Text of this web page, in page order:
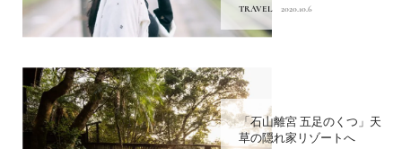
TRAVEL 2020.10.6
「石山離宮 五足のくつ」天
草の隠れ家リゾートへ